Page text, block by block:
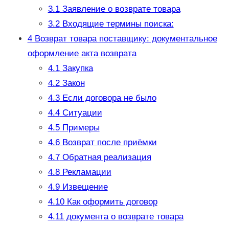
3.1Заявление о возврате товара
3.2Входящие термины поиска:
4Возврат товара поставщику: документальное
оформление акта возврата
4.1Закупка
4.2Закон
4.3Если договора не было
4.4Ситуации
4.5Примеры
4.6Возврат после приёмки
4.7Обратная реализация
4.8Рекламации
4.9Извещение
4.10Как оформить договор
4.11документа о возврате товара